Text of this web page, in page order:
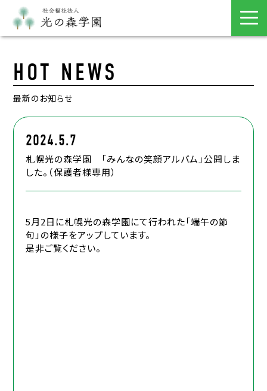
HOT NEWS
最新のお知らせ
2024.5.7
札幌光の森学園 「みんなの笑顔アルバム」公開しま
した。（保護者様専用）
5月2日に札幌光の森学園にて行われた「端午の節
句」の様子をアップしています。
是非ご覧ください。